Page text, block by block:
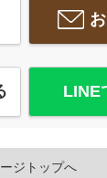
LINE
ジトップへ